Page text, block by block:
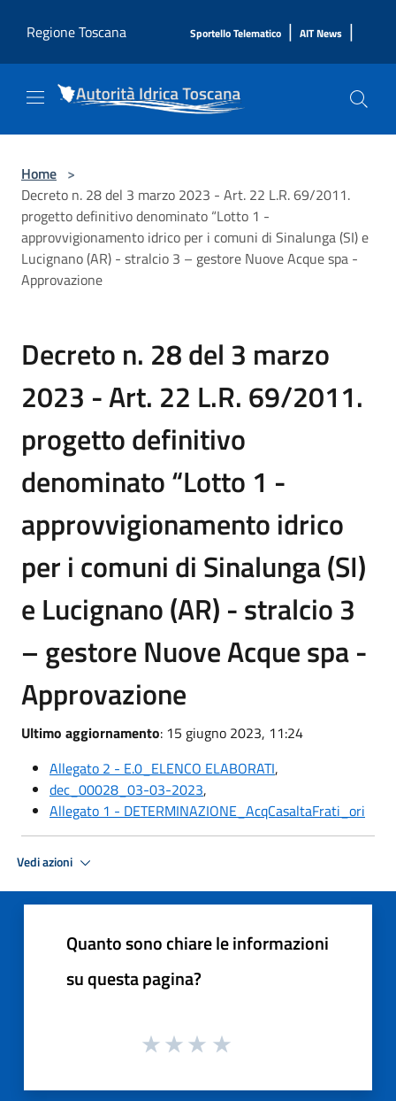
Regione Toscana
Sportello Telematico | AIT News |
Home >
Decreto n. 28 del 3 marzo 2023 - Art. 22 L.R. 69/2011.
progetto definitivo denominato “Lotto 1 -
approvvigionamento idrico per i comuni di Sinalunga (SI) e
Lucignano (AR) - stralcio 3 – gestore Nuove Acque spa -
Approvazione
Decreto n. 28 del 3 marzo
2023 - Art. 22 L.R. 69/2011.
progetto definitivo
denominato “Lotto 1 -
approvvigionamento idrico
per i comuni di Sinalunga (SI)
e Lucignano (AR) - stralcio 3
– gestore Nuove Acque spa -
Approvazione
Ultimo aggiornamento: 15 giugno 2023, 11:24
Allegato 2 - E.0_ELENCO ELABORATI,
dec_00028_03-03-2023,
Allegato 1 - DETERMINAZIONE_AcqCasaltaFrati_ori
Vedi azioni
Quanto sono chiare le informazioni
su questa pagina?